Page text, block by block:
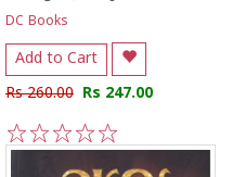
DC Books
Add to Cart
Rs 260.00 Rs 247.00
5
4
3
2
1